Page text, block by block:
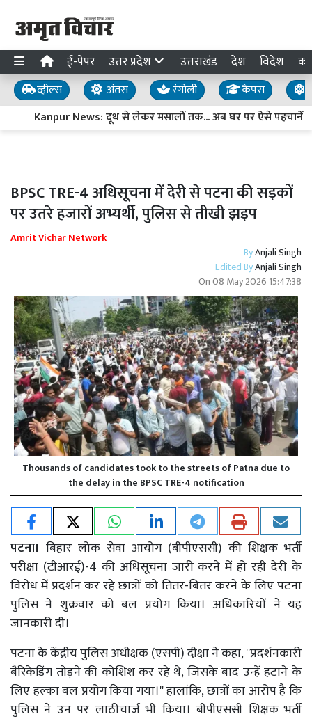
ई-पेपर उत्तर प्रदेश उत्तराखंड देश विदेश
व्हील्स अंतस रंगोली कैंपस
Kanpur News: दूध से लेकर मसालों तक... अब घर पर ऐसे पहचानें
BPSC TRE-4 अधिसूचना में देरी से पटना की सड़कों
पर उतरे हजारों अभ्यर्थी, पुलिस से तीखी झड़प
Amrit Vichar Network
ByAnjali Singh
Edited ByAnjali Singh
On08 May 2026 15:47:38
Thousands of candidates took to the streets of Patna due to
the delay in the BPSC TRE-4 notification
पटना। बिहार लोक सेवा आयोग (बीपीएससी) की शिक्षक भर्ती
परीक्षा (टीआरई)-4 की अधिसूचना जारी करने में हो रही देरी के
विरोध में प्रदर्शन कर रहे छात्रों को तितर-बितर करने के लिए पटना
पुलिस ने शुक्रवार को बल प्रयोग किया। अधिकारियों ने यह
जानकारी दी।
पटना के केंद्रीय पुलिस अधीक्षक (एसपी) दीक्षा ने कहा, ''प्रदर्शनकारी
बैरिकेडिंग तोड़ने की कोशिश कर रहे थे, जिसके बाद उन्हें हटाने के
लिए हल्का बल प्रयोग किया गया।'' हालांकि, छात्रों का आरोप है कि
पुलिस ने उन पर लाठीचार्ज भी किया। बीपीएससी शिक्षक भर्ती